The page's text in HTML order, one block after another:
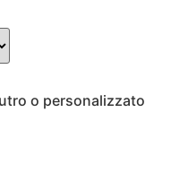
o personalizzato